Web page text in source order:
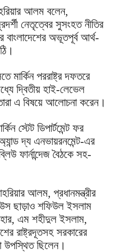
আলম বলেন,
নেতৃত্বের সুসংহত নীতির
বাংলাদেশের অভূতপূর্ব আর্থ-
মার্কিন পররাষ্ট্র দফতরে
দ্বিতীয় হাই-লেভেল
এ বিষয়ে আলোচনা করেন।
স্টেট ডিপার্টমেন্ট ফর
দ্য এনভায়রনমেন্ট-এর
ফার্নান্দেজ বৈঠকে সহ-
আলম, প্রধানমন্ত্রীর
ছাড়াও শফিউল ইসলাম
এম শহীদুল ইসলাম,
রাষ্ট্রদূতসহ সরকারের
উপস্থিত ছিলেন।